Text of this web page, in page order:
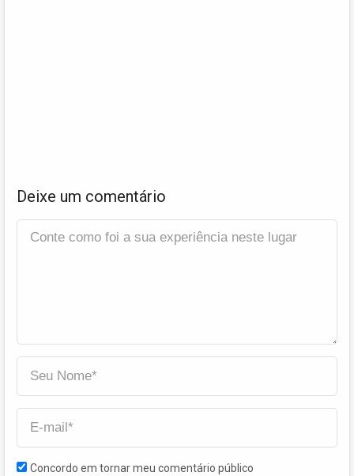
Deixe um comentário
Concordo em tornar meu comentário público